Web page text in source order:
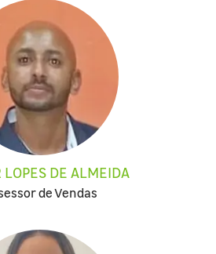
LOPES DE ALMEIDA
de Vendas